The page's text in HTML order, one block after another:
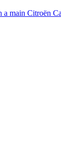
a main Citroën